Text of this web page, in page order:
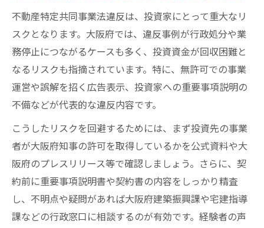
不動産特定共同事業法違反は、投資家にとって重大なリ
スクとなります。大阪府では、違反事例が行政処分や業
務停止につながるケースも多く、投資資金が回収困難と
なるリスクも指摘されています。特に、無許可での事業
運営や誤解を招く広告表示、投資家への重要事項説明の
不備などが代表的な違反内容です。
こうしたリスクを回避するためには、まず投資先の事業
者が大阪府知事の許可を取得しているかを公式資料や大
阪府のプレスリリース等で確認しましょう。さらに、契
約前に重要事項説明書や契約書の内容をしっかり精査
し、不明点や疑問があれば大阪府建築振興課や宅建指導
課などの行政窓口に相談するのが有効です。経験者の声